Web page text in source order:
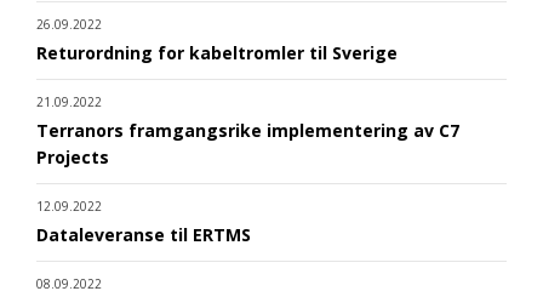
26.09.2022
Returordning for kabeltromler til Sverige
21.09.2022
Terranors framgangsrike implementering av C7
Projects
12.09.2022
Dataleveranse til ERTMS
08.09.2022